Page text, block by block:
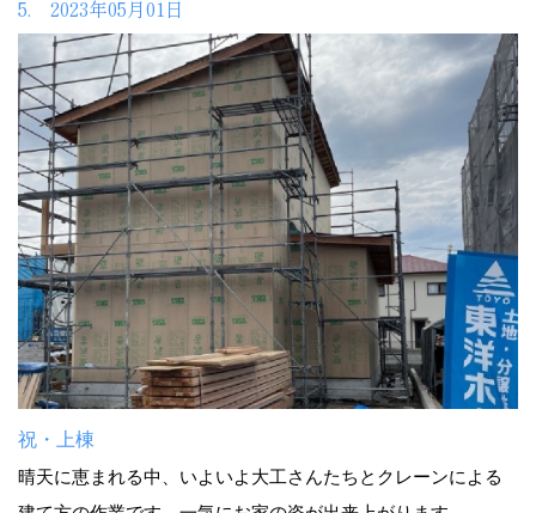
5. 2023年05月01日
祝・上棟
晴天に恵まれる中、いよいよ大工さんたちとクレーンによる